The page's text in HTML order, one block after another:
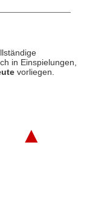
in Einspielungen,
vorliegen.
▲